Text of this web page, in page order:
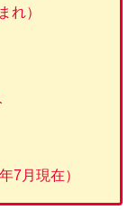
れ）
月現在）